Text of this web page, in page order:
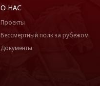
О НАС
Проекты
Бессмертный полк за рубежом
Документы